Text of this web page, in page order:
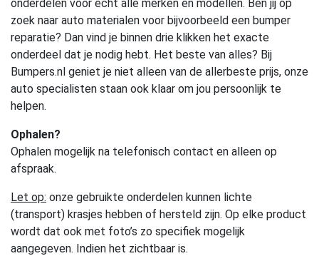
onderdelen voor echt alle merken en modellen. Ben jij op
zoek naar auto materialen voor bijvoorbeeld een bumper
reparatie? Dan vind je binnen drie klikken het exacte
onderdeel dat je nodig hebt. Het beste van alles? Bij
Bumpers.nl geniet je niet alleen van de allerbeste prijs, onze
auto specialisten staan ook klaar om jou persoonlijk te
helpen.
Ophalen?
Ophalen mogelijk na telefonisch contact en alleen op
afspraak.
Let op: onze gebruikte onderdelen kunnen lichte
(transport) krasjes hebben of hersteld zijn. Op elke product
wordt dat ook met foto’s zo specifiek mogelijk
aangegeven. Indien het zichtbaar is.